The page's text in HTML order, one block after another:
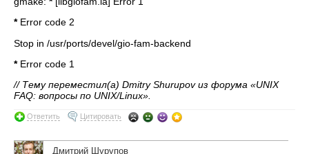
*Error code 2
Stop in /usr/ports/devel/gio-fam-backend
*Error code 1
// Тему переместил(а) Dmitry Shurupov из форума «UNIX
FAQ: вопросы по UNIX/Linux».
Ответить Цитировать
Дмитрий Шурупов